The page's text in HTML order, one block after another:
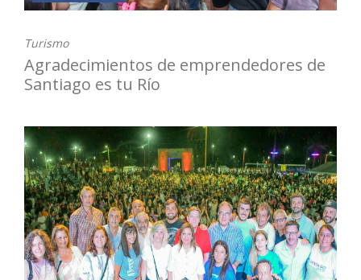
Turismo
Agradecimientos de emprendedores de
Santiago es tu Río